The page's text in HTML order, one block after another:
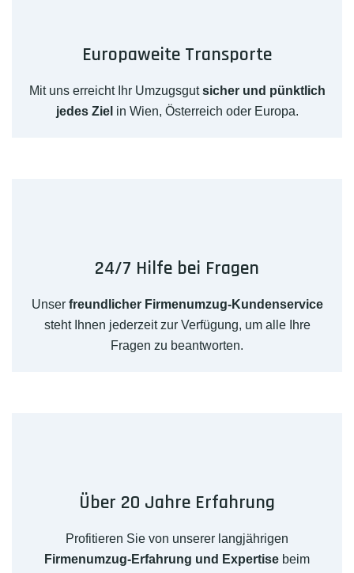
Europaweite Transporte
Mit uns erreicht Ihr Umzugsgutsicher und pünktlich
jedes Ziel in Wien, Österreich oder Europa.
24/7 Hilfe bei Fragen
Unser freundlicher Firmenumzug-Kundenservice
steht Ihnen jederzeit zur Verfügung, um alle Ihre
Fragen zu beantworten.
Über 20 Jahre Erfahrung
Profitieren Sie von unserer langjährigen
Firmenumzug-Erfahrung und Expertise beim